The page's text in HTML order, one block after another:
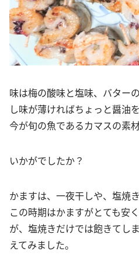
味は梅の酸味と塩味、バター
し味が薄ければちょっと醤油
今が旬の魚であるカマスの素
いかがでしたか？
かますは、一夜干しや、塩焼
この時期はかますがとても安
が、塩焼きだけでは飽きてし
えてみました。